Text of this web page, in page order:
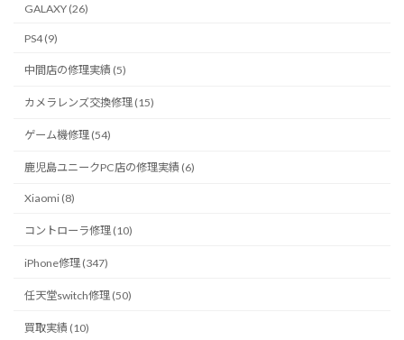
GALAXY (26)
PS4 (9)
中間店の修理実績 (5)
カメラレンズ交換修理 (15)
ゲーム機修理 (54)
鹿児島ユニークPC店の修理実績 (6)
Xiaomi (8)
コントローラ修理 (10)
iPhone修理 (347)
任天堂switch修理 (50)
買取実績 (10)